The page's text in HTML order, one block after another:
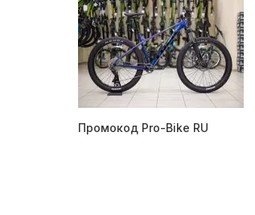
Промокод Pro-Bike RU